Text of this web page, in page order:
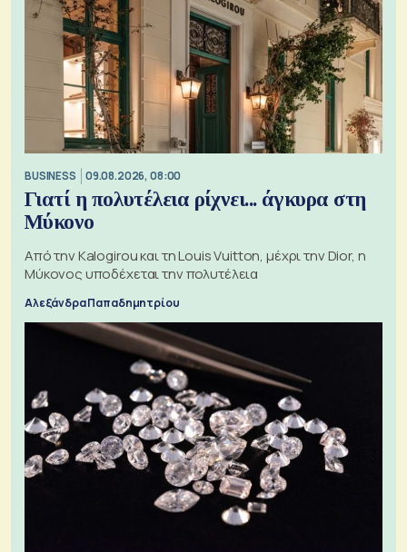
BUSINESS 09.08.2026, 08:00
Γιατί η πολυτέλεια ρίχνει... άγκυρα στη
Μύκονο
Από την Kalogirou και τη Louis Vuitton, μέχρι την Dior, η
Μύκονος υποδέχεται την πολυτέλεια
Αλεξάνδρα Παπαδημητρίου